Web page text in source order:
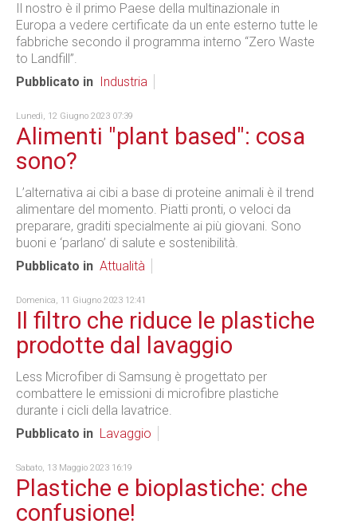
Il nostro è il primo Paese della multinazionale in
Europa a vedere certificate da un ente esterno tutte le
fabbriche secondo il programma interno “Zero Waste
to Landfill”.
Pubblicato in
Industria
Lunedì, 12 Giugno 2023 07:39
Alimenti "plant based": cosa
sono?
L’alternativa ai cibi a base di proteine animali è il trend
alimentare del momento. Piatti pronti, o veloci da
preparare, graditi specialmente ai più giovani. Sono
buoni e ‘parlano’ di salute e sostenibilità.
Pubblicato in Attualità
Domenica, 11 Giugno 2023 12:41
Il filtro che riduce le plastiche
prodotte dal lavaggio
Less Microfiber di Samsung è progettato per
combattere le emissioni di microfibre plastiche
durante i cicli della lavatrice.
Pubblicato in Lavaggio
Sabato, 13 Maggio 2023 16:19
Plastiche e bioplastiche: che
confusione!